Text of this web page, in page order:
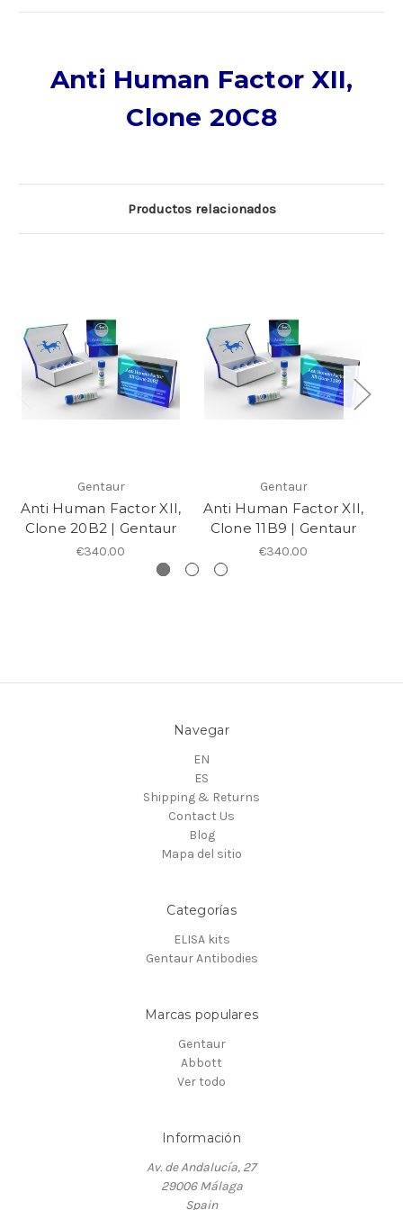
Anti Human Factor XII,
Clone 20C8
Productos relacionados
Gentaur
Anti Human Factor XII,
Clone 20B2 | Gentaur
€340.00
Gentaur
Anti Human Factor XII,
Clone 11B9 | Gentaur
€340.00
Navegar
EN
ES
Shipping & Returns
Contact Us
Blog
Mapa del sitio
Categorías
ELISA kits
Gentaur Antibodies
Marcas populares
Gentaur
Abbott
Ver todo
Información
Av. de Andalucía, 27
29006 Málaga
Spain